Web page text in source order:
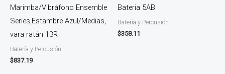
Marimba/Vibráfono Ensemble
Series,Estambre Azul/Medias,
vara ratán 13R
Batería y Percusión
$837.19
Bateria 5AB
Batería y Percusión
$358.11